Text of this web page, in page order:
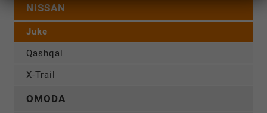
NISSAN
Juke
Qashqai
X-Trail
OMODA